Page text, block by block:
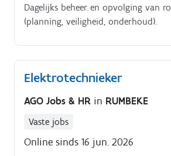
goederenontvangst en -uitgifte en
en uitgangscontroles Dagelijkse
Kwaliteitscontrole van de
en uitlevering. Samen met de
op de naleving van
voor orde en netheid op het terrein,
Dagelijks beheer en opvolging van
(planning, veiligheid, onderhoud).
Elektrotechnieker
AGO Jobs & HR in RUMBEKE
Vaste jobs
Online sinds 16 jun. 2026